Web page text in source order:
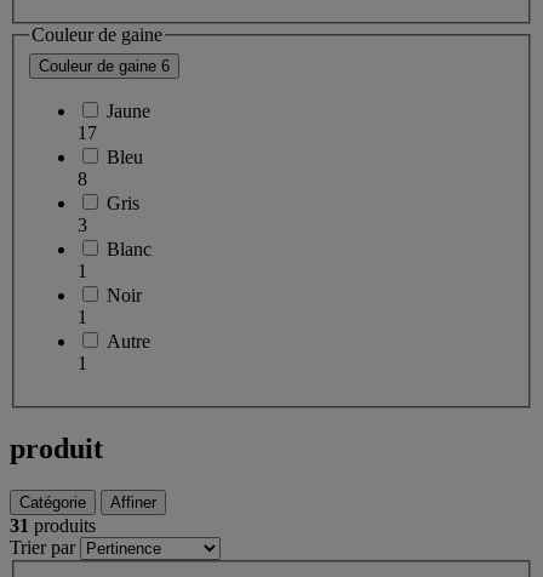
Couleur de gaine
Couleur de gaine 6
Jaune
17
Bleu
8
Gris
3
Blanc
1
Noir
1
Autre
1
produit
Catégorie Affiner
31 produits
Trier par